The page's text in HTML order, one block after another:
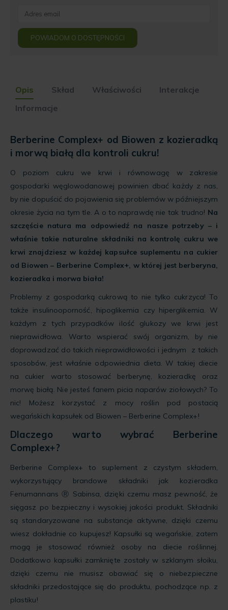
Enter
email
address
to
for
this
product
POWIADOM O DOSTĘPNOŚCI
Opis Skład Właściwości
Interakcje
Informacje
Berberine Complex+ od Biowen z kozieradką
i morwą białą dla kontroli cukru!
O poziom cukru we krwi i równowagę w zakresie
gospodarki węglowodanowej powinien dbać każdy z nas,
by nie dopuścić do pojawienia się problemów w późniejszym
okresie życia na tym tle. A o to naprawdę nie tak trudno! Na
szczęście natura ma odpowiedź na nasze potrzeby – i
właśnie takie naturalne składniki na kontrolę cukru we
krwi znajdziesz w każdej kapsułce suplementu na cukier
od Biowen – Berberine Complex+, w której jest berberyna,
kozieradka i morwa biała!
Problemy z gospodarką cukrową to nie tylko cukrzyca! To
także insulinooporność, hipoglikemia czy hiperglikemia. W
każdym z tych przypadków ilość glukozy we krwi jest
nieprawidłowa. Warto wspierać swój organizm, by nie
doprowadzać do takich nieprawidłowości i jednym z takich
sposobów, jest właśnie odpowiednia dieta. W takiej diecie
na cukier warto stosować berberynę, kozieradkę oraz
morwę białą. Nie jesteś fanem picia naparów ziołowych? To
nic! Możesz korzystać z mocy roślin pod postacią
wegańskich kapsułek od Biowen – Berberine Complex+!
Dlaczego warto wybrać Berberine
Complex+?
Berberine Complex+ to suplement z czystym składem,
wykorzystujący brandowe składniki jak kozieradka
Fenumannans Ⓡ Sabinsa, dzięki czemu masz pewność, że
sięgasz po bezpieczny i wysokiej jakości produkt. Składniki
są standaryzowane na substancje aktywne, dzięki czemu
wiesz dokładnie co kupujesz! Kapsułki są wegańskie, zatem
mogą je stosować również osoby na diecie roślinnej.
Dodatkowo kapsułki zamknięte zostały w szklanym słoiku,
dzięki czemu nie musisz obawiać się o niebezpieczne
składniki przedostające się do produktu, pochodzące np. z
plastiku!